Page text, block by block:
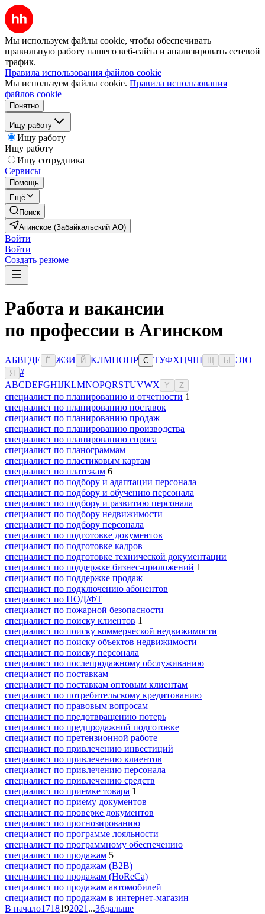
Мы используем файлы cookie, чтобы обеспечивать
правильную работу нашего веб-сайта и анализировать сетевой
трафик.
Правила использования файлов cookie
Мы используем файлы cookie. Правила использования
файлов cookie
Понятно
Ищу работу
Ищу работу
Ищу работу
Ищу сотрудника
Сервисы
Помощь
Ещё
Поиск
Агинское (Забайкальский АО)
Войти
Войти
Создать резюме
Работа и вакансии
по профессии в Агинском
АБВГДЕ Ё ЖЗИ Й КЛМНОПР С ТУФХЦЧШ Ы ЭЮ
Я
#
ABCDEFGHIJKLMNOPQRSTUVWX Y Z
специалист по планированию и отчетности 1
специалист по планированию поставок
специалист по планированию продаж
специалист по планированию производства
специалист по планированию спроса
специалист по планограммам
специалист по пластиковым картам
специалист по платежам 6
специалист по подбору и адаптации персонала
специалист по подбору и обучению персонала
специалист по подбору и развитию персонала
специалист по подбору недвижимости
специалист по подбору персонала
специалист по подготовке документов
специалист по подготовке кадров
специалист по подготовке технической документации
специалист по поддержке бизнес-приложений 1
специалист по поддержке продаж
специалист по подключению абонентов
специалист по ПОД/ФТ
специалист по пожарной безопасности
специалист по поиску клиентов 1
специалист по поиску коммерческой недвижимости
специалист по поиску объектов недвижимости
специалист по поиску персонала
специалист по послепродажному обслуживанию
специалист по поставкам
специалист по поставкам оптовым клиентам
специалист по потребительскому кредитованию
специалист по правовым вопросам
специалист по предотвращению потерь
специалист по предпродажной подготовке
специалист по претензионной работе
специалист по привлечению инвестиций
специалист по привлечению клиентов
специалист по привлечению персонала
специалист по привлечению средств
специалист по приемке товара 1
специалист по приему документов
специалист по проверке документов
специалист по прогнозированию
специалист по программе лояльности
специалист по программному обеспечению
специалист по продажам 5
специалист по продажам (B2B)
специалист по продажам (HoReCa)
специалист по продажам автомобилей
специалист по продажам в интернет-магазин
В начало1718192021 ...36дальше